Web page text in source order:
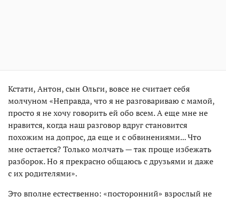
Кстати, Антон, сын Ольги, вовсе не считает себя
молчуном «Неправда, что я не разговариваю с мамой,
просто я не хочу говорить ей обо всем. А еще мне не
нравится, когда наш разговор вдруг становится
похожим на допрос, да еще и с обвинениями... Что
мне остается? Только молчать — так проще избежать
разборок. Но я прекрасно общаюсь с друзьями и даже
с их родителями».
Это вполне естественно: «посторонний» взрослый не